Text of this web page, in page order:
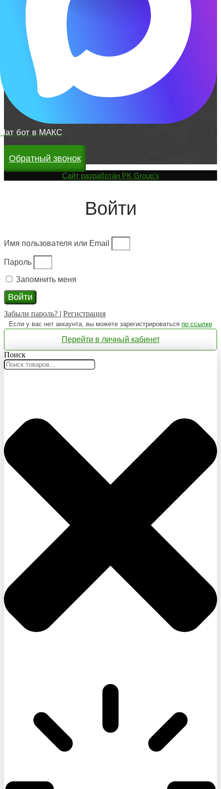
Чат бот в МАКС
Обратный звонок
Cайт разработан PK Group's
Войти
Имя пользователя или Email
Пароль
Запомнить меня
Войти
Забыли пароль? | Регистрация
Если у вас нет аккаунта, вы можете зарегистрироваться по ссылке
Перейти в личный кабинет
Поиск